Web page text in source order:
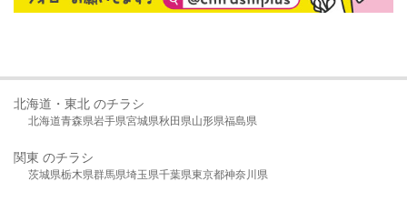
北海道・東北 のチラシ
北海道青森県岩手県宮城県秋田県山形県福島県
関東 のチラシ
茨城県栃木県群馬県埼玉県千葉県東京都神奈川県